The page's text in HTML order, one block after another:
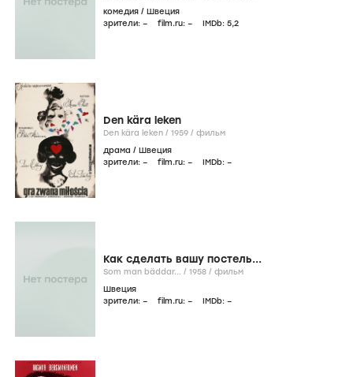
комедия / Швеция
зрители: – film.ru: – IMDb: 5,2
Den kära leken
Den kära leken / 1959 / фильм
драма / Швеция
зрители: – film.ru: – IMDb: –
Как сделать вашу постель...
Som man bäddar... / 1958 / фильм
Швеция
зрители: – film.ru: – IMDb: –